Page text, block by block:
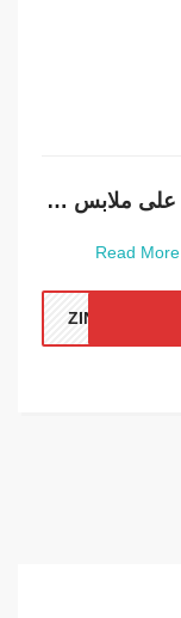
كوبون اتش اند ام للعائلة — وفّر 5٪ على ملابس عيد بأسعار اقتصادية
Read More